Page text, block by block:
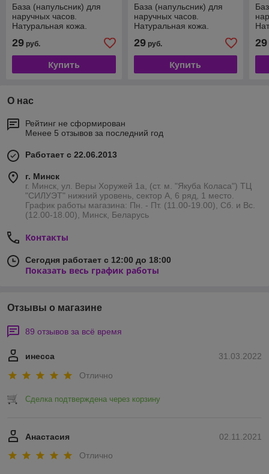
База (напульсник) для
наручных часов.
Натуральная кожа.
Remenmaster BAZA002
29 руб.
Купить
База (напульсник) для
наручных часов.
Натуральная кожа.
Remenmaster BAZA005
29руб.
Купить
29
О нас
Рейтинг не сформирован
Менее 5 отзывов за последний год
Работает с 22.06.2013
г. Минск
г. Минск, ул. Веры Хоружей 1а, (ст. м. "Якуба Коласа") ТЦ
"СИЛУЭТ" нижний уровень, сектор А, 6 ряд, 1 место.
График работы магазина: Пн. - Пт. (11.00-19.00), Сб. и Вс.
(12.00-18.00), Минск, Беларусь
Контакты
Сегодня работает с 12:00 до 18:00
Показать весь график работы
Отзывы о магазине
89 отзывов за всё время
31.03.2022
инесса
Отлично
Сделка подтверждена через корзину
02.11.2021
Анастасия
Отлично